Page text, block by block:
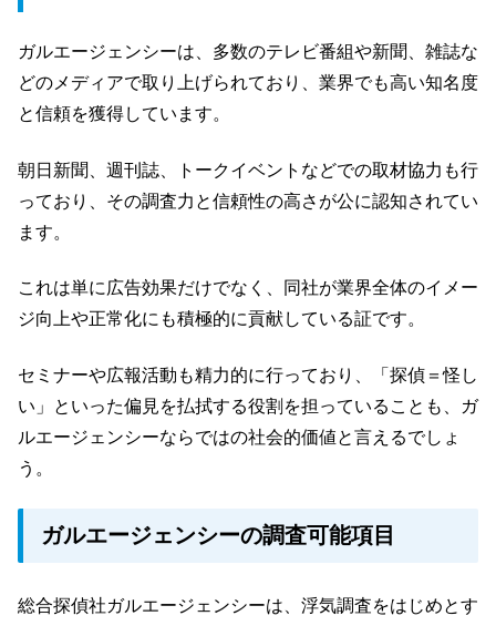
ガルエージェンシーは、多数のテレビ番組や新聞、雑誌な
どのメディアで取り上げられており、業界でも高い知名度
と信頼を獲得しています。
朝日新聞、週刊誌、トークイベントなどでの取材協力も行
っており、その調査力と信頼性の高さが公に認知されてい
ます。
これは単に広告効果だけでなく、同社が業界全体のイメー
ジ向上や正常化にも積極的に貢献している証です。
セミナーや広報活動も精力的に行っており、「探偵＝怪し
い」といった偏見を払拭する役割を担っていることも、ガ
ルエージェンシーならではの社会的価値と言えるでしょ
う。
ガルエージェンシーの調査可能項目
総合探偵社ガルエージェンシーは、浮気調査をはじめとす